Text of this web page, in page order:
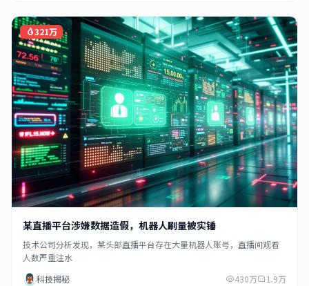
321万
某直播平台涉嫌数据造假，机器人刷量被实锤
技术公司分析发现，某头部直播平台存在大量机器人账号，直播间观看
人数严重注水
科技揭秘
430万 1.9万